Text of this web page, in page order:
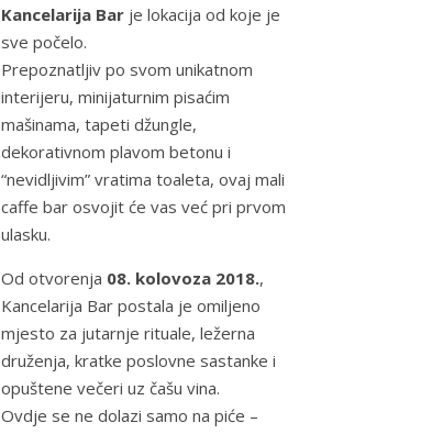
Kancelarija Bar je lokacija od koje je
sve počelo.
Prepoznatljiv po svom unikatnom
interijeru, minijaturnim pisaćim
mašinama, tapeti džungle,
dekorativnom plavom betonu i
“nevidljivim” vratima toaleta, ovaj mali
caffe bar osvojit će vas već pri prvom
ulasku.
Od otvorenja 08. kolovoza 2018.,
Kancelarija Bar postala je omiljeno
mjesto za jutarnje rituale, ležerna
druženja, kratke poslovne sastanke i
opuštene večeri uz čašu vina.
Ovdje se ne dolazi samo na piće –